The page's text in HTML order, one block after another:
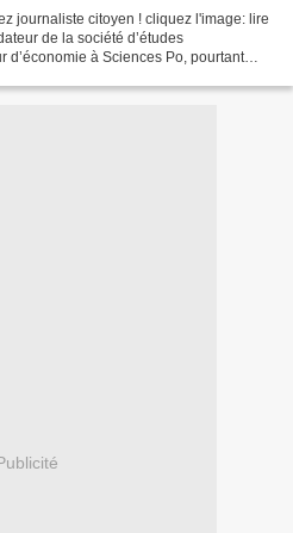
journaliste citoyen ! cliquez l'image: lire
de la société d’études
d’économie à Sciences Po, pourtant